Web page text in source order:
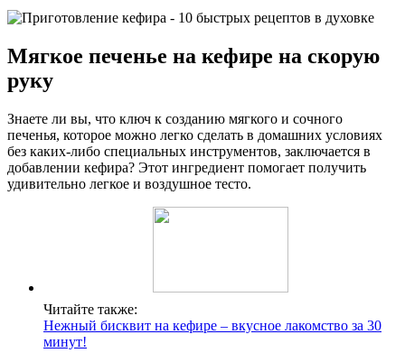
Мягкое печенье на кефире на скорую
руку
Знаете ли вы, что ключ к созданию мягкого и сочного
печенья, которое можно легко сделать в домашних условиях
без каких-либо специальных инструментов, заключается в
добавлении кефира? Этот ингредиент помогает получить
удивительно легкое и воздушное тесто.
Читайте также:
Нежный бисквит на кефире – вкусное лакомство за 30
минут!